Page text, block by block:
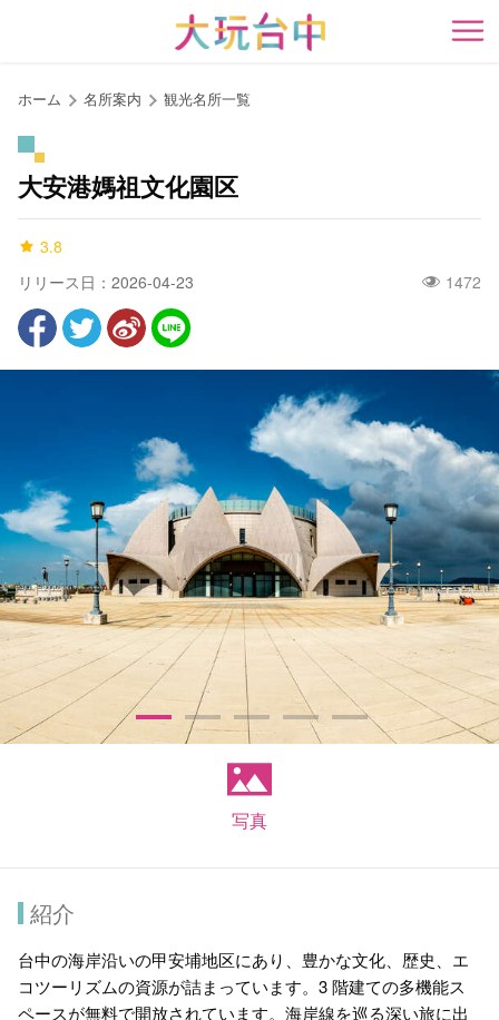
開
ホーム 名所案内 観光名所一覧
大安港媽祖文化園区
3.8
リリース日：2026-04-23
1472
写真
紹介
台中の海岸沿いの甲安埔地区にあり、豊かな文化、歴史、エ
コツーリズムの資源が詰まっています。3 階建ての多機能ス
ペースが無料で開放されています。海岸線を巡る深い旅に出